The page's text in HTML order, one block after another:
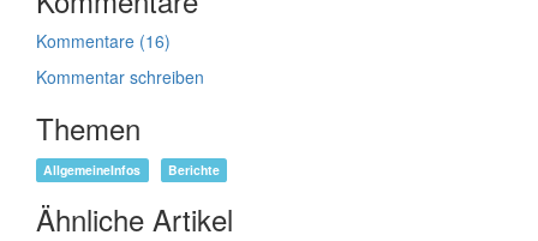
Kommentare (16)
Kommentar schreiben
Themen
AllgemeineInfos Berichte
Ähnliche Artikel